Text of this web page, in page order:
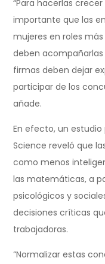
“Para hacerlas
importante que las
mujeres en roles
deben acompañarlas
firmas deben dejar
participar de los
añade.
En efecto, un estudio
Science reveló que
como menos
las matemáticas, a
psicológicos y
decisiones críticas
trabajadoras.
“Normalizar estas